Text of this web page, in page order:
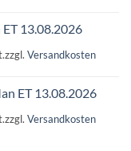
13.08.2026
zzgl. Versandkosten
ET 13.08.2026
zzgl. Versandkosten